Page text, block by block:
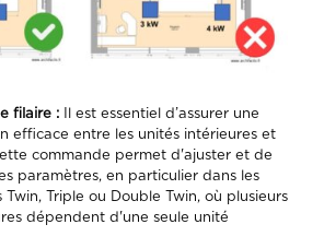
filaire :
Il est essentiel d’assurer une
efficace entre les unités intérieures et
commande permet d'ajuster et de
paramètres, en particulier dans les
Triple ou Double Twin, où plusieurs
dépendent d'une seule unité